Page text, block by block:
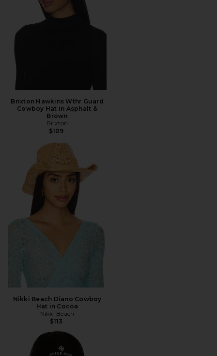
Brixton Hawkins Wthr Guard
Cowboy Hat in Asphalt &
Brown
Brixton
$109
Nikki Beach Diano Cowboy
Hat in Cocoa
Nikki Beach
$113